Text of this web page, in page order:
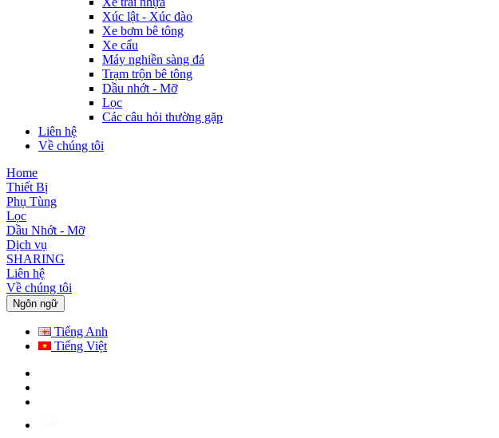
Xúc lật - Xúc đào
Xe bơm bê tông
Xe cẩu
Máy nghiền sàng đá
Trạm trộn bê tông
Dầu nhớt - Mỡ
Lọc
Các câu hỏi thường gặp
Liên hệ
Về chúng tôi
Home
Thiết Bị
Phụ Tùng
Lọc
Dầu Nhớt - Mỡ
Dịch vụ
SHARING
Liên hệ
Về chúng tôi
Ngôn ngữ
Tiếng Anh
Tiếng Việt